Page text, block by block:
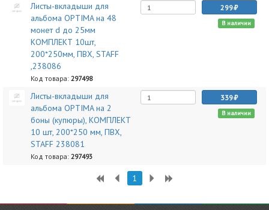
Листы-вкладыши для
альбома OPTIMA на 48
монет d до 25мм
КОМПЛЕКТ 10шт,
200*250мм, ПВХ, STAFF
,238086
Код товара: 297498
299
В наличии
Листы-вкладыши для
альбома OPTIMA на 2
боны (купюры), КОМПЛЕКТ
10 шт, 200*250 мм, ПВХ,
STAFF 238081
Код товара: 297493
339
В наличии
1